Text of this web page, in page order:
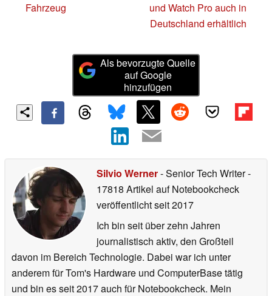
Fahrzeug
und Watch Pro auch in
Deutschland erhältlich
Als bevorzugte Quelle
auf Google
hinzufügen
Silvio Werner- Senior Tech Writer-
17818 Artikel auf Notebookcheck
veröffentlichtseit 2017
Ich bin seit über zehn Jahren
journalistisch aktiv, den Großteil
davon im Bereich Technologie. Dabei war ich unter
anderem für Tom's Hardware und ComputerBase tätig
und bin es seit 2017 auch für Notebookcheck. Mein